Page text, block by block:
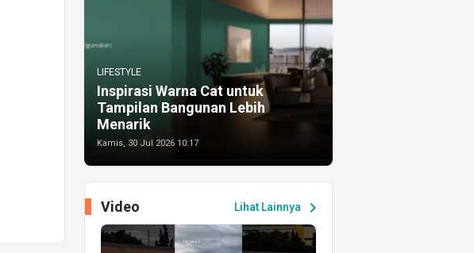
LIFESTYLE
Inspirasi Warna Cat untuk
Tampilan Bangunan Lebih
Menarik
Kamis, 30 Jul 2026 10:17
Lihat Lainnya chevron_right
Video